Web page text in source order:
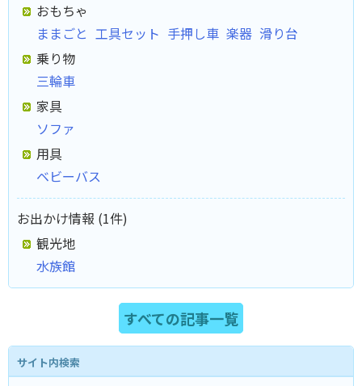
おもちゃ
ままごと 工具セット 手押し車 楽器 滑り台
乗り物
三輪車
家具
ソファ
用具
ベビーバス
お出かけ情報 (1件)
観光地
水族館
すべての記事一覧
サイト内検索